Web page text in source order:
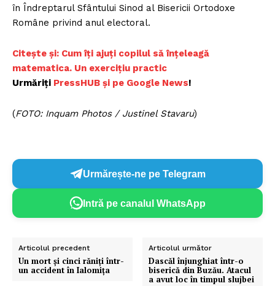
în Îndreptarul Sfântului Sinod al Bisericii Ortodoxe
Române privind anul electoral.
Citește și: Cum îți ajuți copilul să înțeleagă
matematica. Un exercițiu practic
Urmăriți PressHUB și pe Google News!
(FOTO: Inquam Photos / Justinel Stavaru)
Urmărește-ne pe Telegram
Intră pe canalul WhatsApp
Articolul precedent
Un mort şi cinci răniţi într-
un accident în Ialomița
Articolul următor
Dascăl înjunghiat într-o
biserică din Buzău. Atacul
a avut loc în timpul slujbei